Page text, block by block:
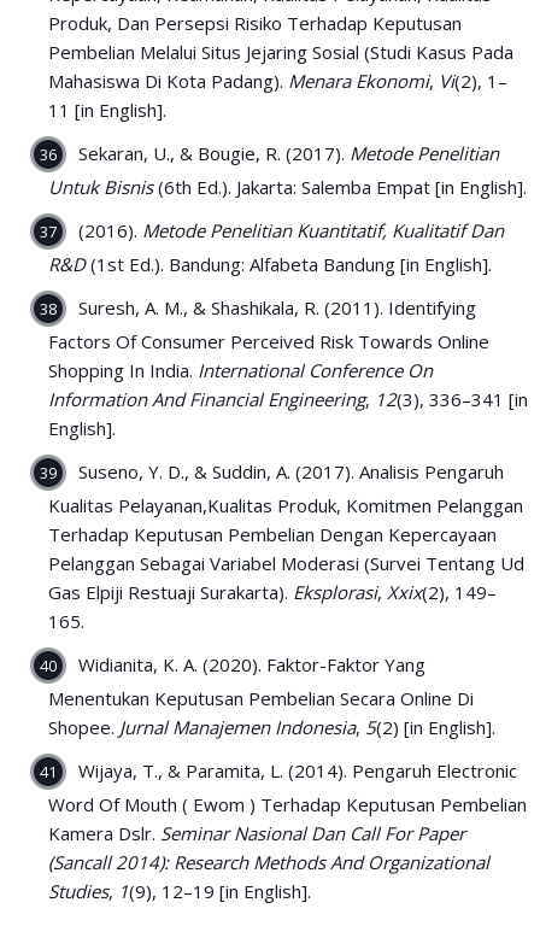
Produk, Dan Persepsi Risiko Terhadap Keputusan
Pembelian Melalui Situs Jejaring Sosial (Studi Kasus Pada
Mahasiswa Di Kota Padang). Menara Ekonomi, Vi(2), 1–
11 [in English].
Sekaran, U., & Bougie, R. (2017). Metode Penelitian
Untuk Bisnis(6th Ed.). Jakarta: Salemba Empat [in English].
(2016). Metode Penelitian Kuantitatif, Kualitatif Dan
R&D(1st Ed.). Bandung: Alfabeta Bandung [in English].
Suresh, A. M., & Shashikala, R. (2011). Identifying
Factors Of Consumer Perceived Risk Towards Online
Shopping In India. International Conference On
Information And Financial Engineering, 12(3), 336–341 [in
English].
Suseno, Y. D., & Suddin, A. (2017). Analisis Pengaruh
Kualitas Pelayanan,Kualitas Produk, Komitmen Pelanggan
Terhadap Keputusan Pembelian Dengan Kepercayaan
Pelanggan Sebagai Variabel Moderasi (Survei Tentang Ud
Gas Elpiji Restuaji Surakarta). Eksplorasi, Xxix(2), 149–
165.
Widianita, K. A. (2020). Faktor-Faktor Yang
Menentukan Keputusan Pembelian Secara Online Di
Shopee. Jurnal Manajemen Indonesia, 5(2) [in English].
Wijaya, T., & Paramita, L. (2014). Pengaruh Electronic
Word Of Mouth ( Ewom ) Terhadap Keputusan Pembelian
Kamera Dslr. Seminar Nasional Dan Call For Paper
(Sancall 2014): Research Methods And Organizational
Studies, 1(9), 12–19 [in English].